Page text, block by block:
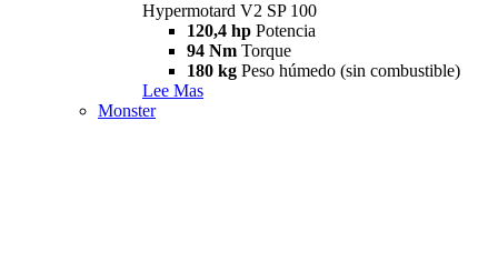
Hypermotard V2 SP 100
120,4 hp Potencia
94 Nm Torque
180 kg Peso húmedo (sin combustible)
Lee Mas
Monster